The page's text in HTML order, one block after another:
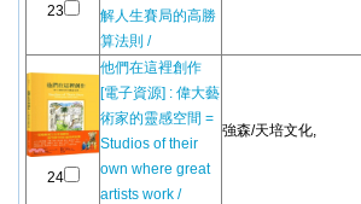
23
解人生賽局的高勝
算法則 /
24
他們在這裡創作
[電子資源] : 偉大藝
術家的靈感空間 =
Studios of their
own where great
artists work /
強森/天培文化,